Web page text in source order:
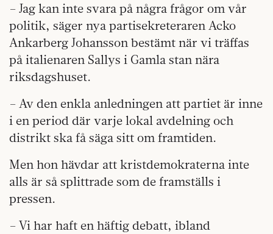
– Jag kan inte svara på några frågor om vår
politik, säger nya partisekreteraren Acko
Ankarberg Johansson bestämt när vi träffas
på italienaren Sallys i Gamla stan nära
riksdagshuset.
– Av den enkla anledningen att partiet är inne
i en period där varje lokal avdelning och
distrikt ska få säga sitt om framtiden.
Men hon hävdar att kristdemokraterna inte
alls är så splittrade som de framställs i
pressen.
– Vi har haft en häftig debatt, ibland